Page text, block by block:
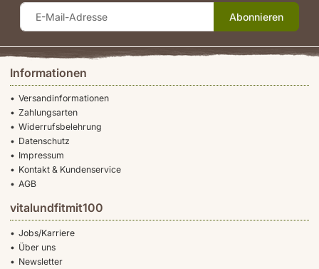
Informationen
Versandinformationen
Zahlungsarten
Widerrufsbelehrung
Datenschutz
Impressum
Kontakt & Kundenservice
AGB
vitalundfitmit100
Jobs/Karriere
Über uns
Newsletter
Abonnieren